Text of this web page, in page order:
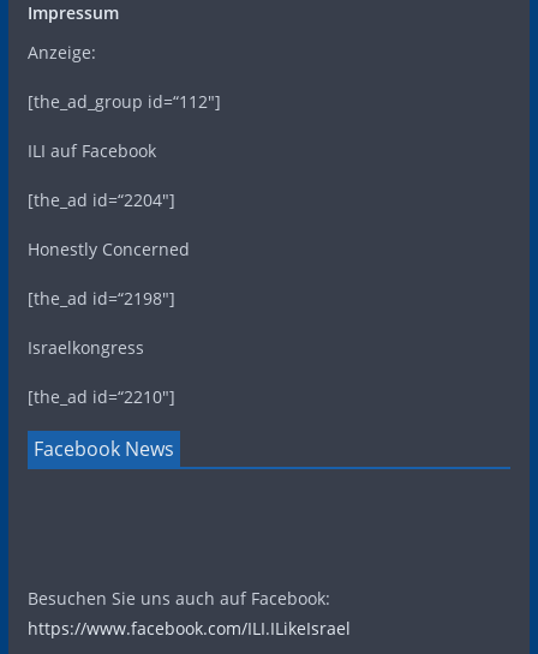
Impressum
Anzeige:
[the_ad_group id=“112″]
ILI auf Facebook
[the_ad id=“2204″]
Honestly Concerned
[the_ad id=“2198″]
Israelkongress
[the_ad id=“2210″]
Facebook News
Besuchen Sie uns auch auf Facebook:
https://www.facebook.com/ILI.ILikeIsrael